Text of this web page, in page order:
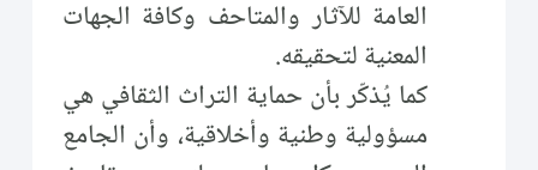
العامة للآثار والمتاحف وكافة الجهات
المعنية لتحقيقه.
كما يُذكّر بأن حماية التراث الثقافي هي
مسؤولية وطنية وأخلاقية، وأن الجامع